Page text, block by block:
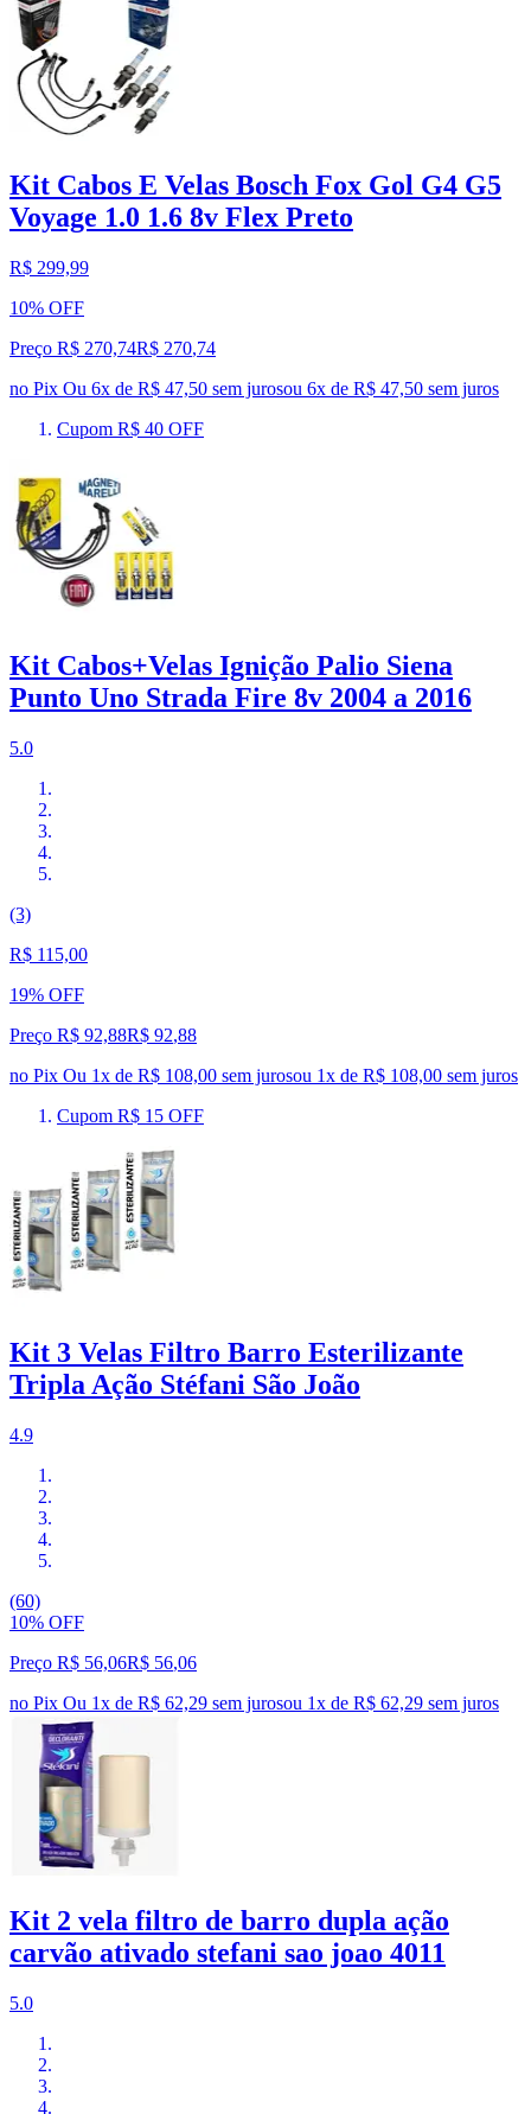
Kit Cabos E Velas Bosch Fox Gol G4 G5
Voyage 1.0 1.6 8v Flex Preto
R$ 299,99
10% OFF
Preço R$ 270,74R$ 270,74
no Pix Ou 6x de R$ 47,50 sem jurosou 6x de R$ 47,50 sem juros
Cupom R$ 40 OFF
Kit Cabos+Velas Ignição Palio Siena
Punto Uno Strada Fire 8v 2004 a 2016
5.0
(3)
R$ 115,00
19% OFF
Preço R$ 92,88R$ 92,88
no Pix Ou 1x de R$ 108,00 sem jurosou 1x de R$ 108,00 sem juros
Cupom R$ 15 OFF
Kit 3 Velas Filtro Barro Esterilizante
Tripla Ação Stéfani São João
4.9
(60)
10% OFF
Preço R$ 56,06R$ 56,06
no Pix Ou 1x de R$ 62,29 sem jurosou 1x de R$ 62,29 sem juros
Kit 2 vela filtro de barro dupla ação
carvão ativado stefani sao joao 4011
5.0